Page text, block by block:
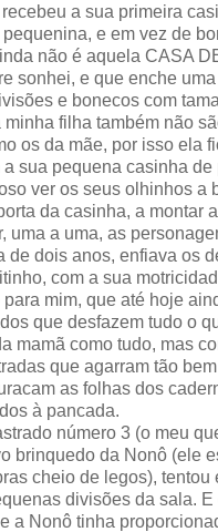
a sua primeira
e em vez de
não é aquela CASA
sonhei, e que enche
e bonecos com
minha filha também não
os da mãe, por isso ela
sua pequena casinha de
ver os seus olhinhos a
da casinha, a montar
uma a uma, as
de dois anos, enfiava os
com a sua
mim, que até hoje
que desfazem tudo o
mamã como tudo, mas
que agarram tão
as folhas dos
à pancada.
número 3 (o meu
brinquedo da Nonô (ele
cheio de legos), tentou
divisões da sala.
a Nonô tinha